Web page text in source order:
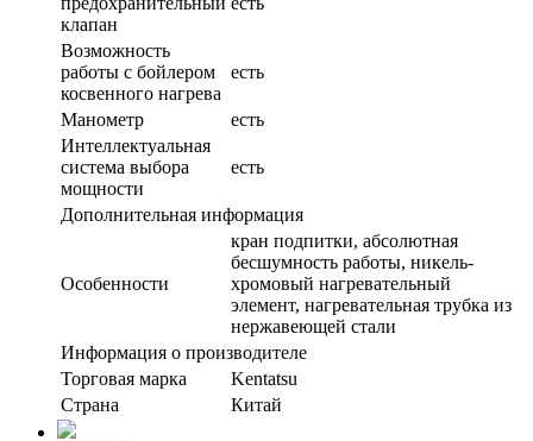
клапан
Возможность
работы с бойлером
косвенного нагрева
есть
Манометр
есть
Интеллектуальная
система выбора
мощности
есть
Дополнительная информация
Особенности
кран подпитки, абсолютная
бесшумность работы, никель-
хромовый нагревательный
элемент, нагревательная трубка из
нержавеющей стали
Информация о производителе
Торговая марка
Kentatsu
Страна
Китай